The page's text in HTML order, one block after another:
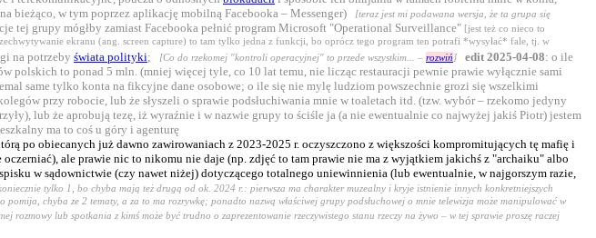
bieżąco, w tym poprzez aplikację mobilną Facebooka – Messenger)
[teraz jest mi podawana wersja, że ta grupa się
tej grupy mógłby zamiast Facebooka pełnić program Microsoft "Operational Surveillance" [jest też co nieco to
ekranu (ang. screen capture) to tam tylko jedna z funkcji, bo oprócz tego program ten potrafi *wysyłać* fale, tj. w
na potrzeby świata polityki; [Co do rzekomej "kontroli operacyjnej" to przede wszystkim ... – rozwiń] edit 2025-04-08: o ile
to ponad 5 mln. (mniej więcej tyle, co 10 lat temu, nie licząc restauracji pewnie prawie wyłącznie sami
same tylko konta na fikcyjne dane osobowe; o ile się nie mylę ludziom powszechnie grozi się wszelkimi
przy robocie, lub że słyszeli o sprawie podsłuchiwania mnie w toaletach itd. (tzw. wybór – rzekomo jedyny
lub że aprobują tezę, iż wyraźnie i w nazwie grupy to ściśle ja (a nie ewentualnie co najwyżej jakiś Piotr) jestem
ma to coś u góry i agenturę
po obiecanych już dawno zawirowaniach z 2023-2025 r. oczyszczono z większości kompromitujących tę mafię i
ale prawie nic to nikomu nie daje (np. zdjęć to tam prawie nie ma z wyjątkiem jakichś z "archaiku" albo
w sądownictwie (czy nawet niżej) dotyczącego totalnego uniewinnienia (lub ewentualnie, w najgorszym razie,
tylko 1, bo chyba mają też drugą od ok. 2024 r.: pierwsza ma charakter muzealny i kryje istnienie innych konkretniejszych
chyba ze 2 tematy, a za to ma rozrywkę; ponadto nazwą właściwej grupy podsłuchowej o mnie telewizja może manipulować w
lub spotkania z kimś może być trudno o zaprezentowanie rzeczywistego stanu rzeczy na żywo – w tej sprawie proszę raczej